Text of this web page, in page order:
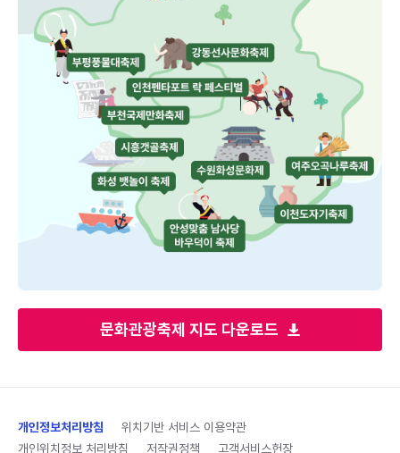
문화관광축제 지도 다운로드
개인정보처리방침
위치기반 서비스 이용약관
개인위치정보 처리방침
저작권정책 고객서비스헌장